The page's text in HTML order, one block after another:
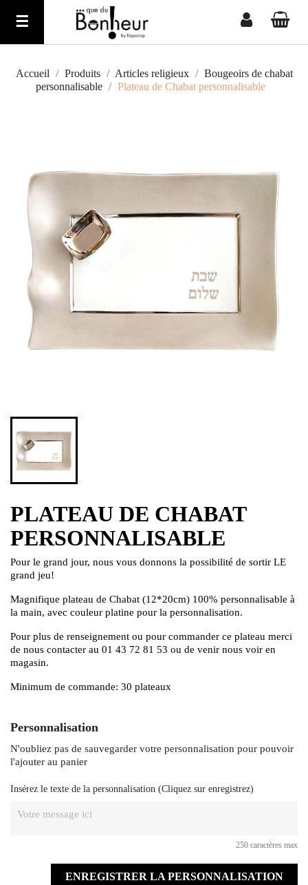
Basculer
☰
Accueil Produits Articles religieux
Bougeoirs de chabat
personnalisable
Plateau de Chabat personnalisable
PLATEAU DE CHABAT
PERSONNALISABLE
Pour le grand jour, nous vous donnons la possibilité de sortir LE
grand jeu!
Magnifique plateau de Chabat (12*20cm) 100% personnalisable à
la main, avec couleur platine pour la personnalisation.
Pour plus de renseignement ou pour commander ce plateau merci
de nous contacter au 01 43 72 81 53 ou de venir nous voir en
magasin.
Minimum de commande: 30 plateaux
Personnalisation
N'oubliez pas de sauvegarder votre personnalisation pour pouvoir
l'ajouter au panier
Insérez le texte de la personnalisation (Cliquez sur enregistrez)
250 caractères max
ENREGISTRER LA PERSONNALISATION